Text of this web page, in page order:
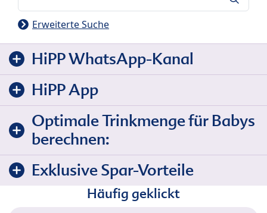
Erweiterte Suche
HiPP WhatsApp-Kanal
HiPP App
Optimale Trinkmenge für Babys
berechnen:
Exklusive Spar-Vorteile
Häufig geklickt